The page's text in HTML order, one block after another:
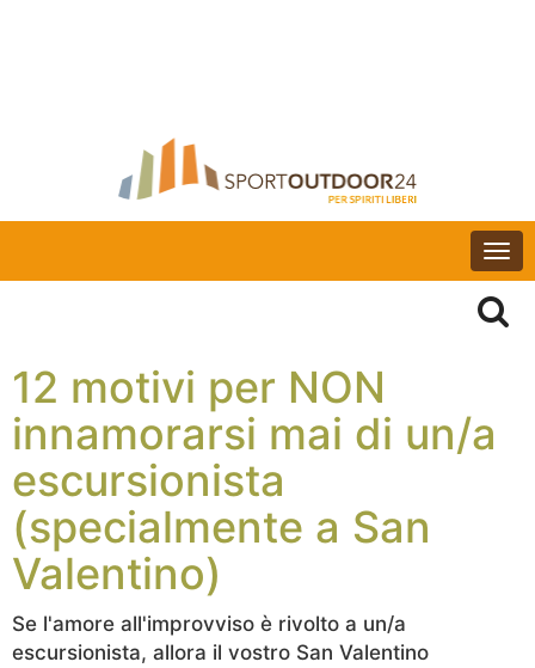
12 motivi per NON
innamorarsi mai di un/a
escursionista
(specialmente a San
Valentino)
Se l'amore all'improvviso è rivolto a un/a
escursionista, allora il vostro San Valentino